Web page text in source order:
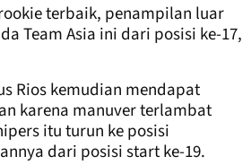
terbaik, penampilan luar
Team Asia ini dari posisi ke-17,
Rios kemudian mendapat
karena manuver terlambat
itu turun ke posisi
dari posisi start ke-19.